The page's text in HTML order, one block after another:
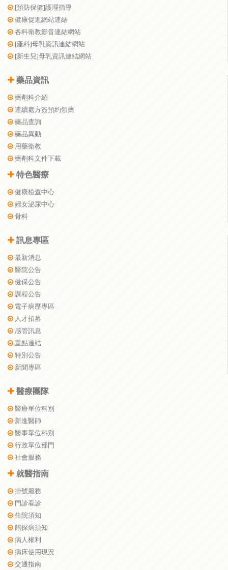
[預防保健]護理指導
健康促進網站連結
各科衛教影音連結網站
[產科]母乳資訊連結網站
[新生兒]母乳資訊連結網站
藥品資訊
藥劑科介紹
連續處方簽預約領藥
藥品查詢
藥品異動
用藥衛教
藥劑科文件下載
特色醫療
健康檢查中心
婦女泌尿中心
骨科
訊息專區
最新消息
醫院公告
健保公告
課程公告
電子病歷專區
人才招募
感管訊息
重點連結
特別公告
新聞專區
醫療團隊
醫療單位科別
新進醫師
醫事單位科別
行政單位部門
社會服務
就醫指南
掛號服務
門診看診
住院須知
陪探病須知
病人權利
病床使用現況
交通指南